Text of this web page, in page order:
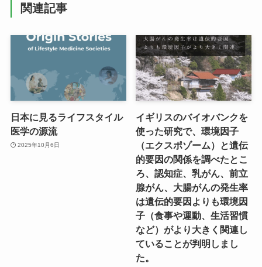
関連記事
日本に見るライフスタイル
医学の源流
2025年10月6日
イギリスのバイオバンクを
使った研究で、環境因子
（エクスポゾーム）と遺伝
的要因の関係を調べたとこ
ろ、認知症、乳がん、前立
腺がん、大腸がんの発生率
は遺伝的要因よりも環境因
子（食事や運動、生活習慣
など）がより大きく関連し
ていることが判明しまし
た。